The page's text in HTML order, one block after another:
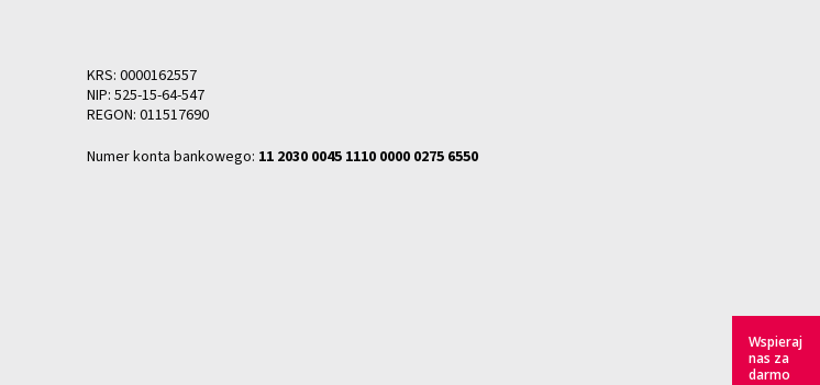
KRS: 0000162557
NIP: 525-15-64-547
REGON: 011517690
Numer konta bankowego: 11 2030 0045 1110 0000 0275 6550
Wspieraj
nas za
darmo